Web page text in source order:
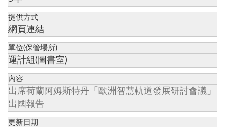
提供方式
網頁連結
單位(保管場所)
運計組(圖書室)
內容
出席荷蘭阿姆斯特丹「歐洲智慧軌道發展研討會議」
出國報告
更新日期